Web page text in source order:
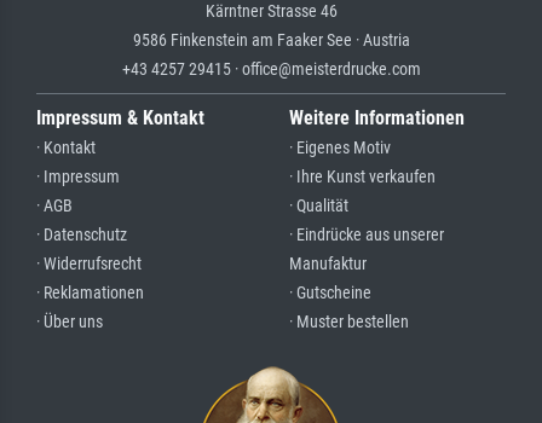
Kärntner Strasse 46
9586 Finkenstein am Faaker See · Austria
+43 4257 29415 · office@meisterdrucke.com
Impressum & Kontakt
· Kontakt
· Impressum
· AGB
· Datenschutz
· Widerrufsrecht
· Reklamationen
· Über uns
Weitere Informationen
· Eigenes Motiv
· Ihre Kunst verkaufen
· Qualität
· Eindrücke aus unserer
Manufaktur
· Gutscheine
· Muster bestellen